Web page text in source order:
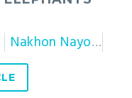
Nakhon Nayok